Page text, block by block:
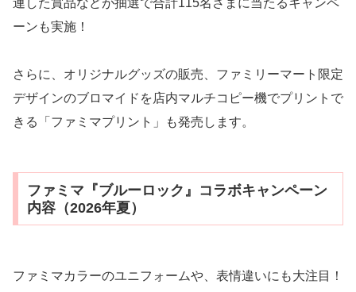
ーンも実施！
さらに、オリジナルグッズの販売、ファミリーマート限定
デザインのブロマイドを店内マルチコピー機でプリントで
きる「ファミマプリント」も発売します。
ファミマ『ブルーロック』コラボキャンペーン
内容（2026年夏）
ファミマカラーのユニフォームや、表情違いにも大注目！